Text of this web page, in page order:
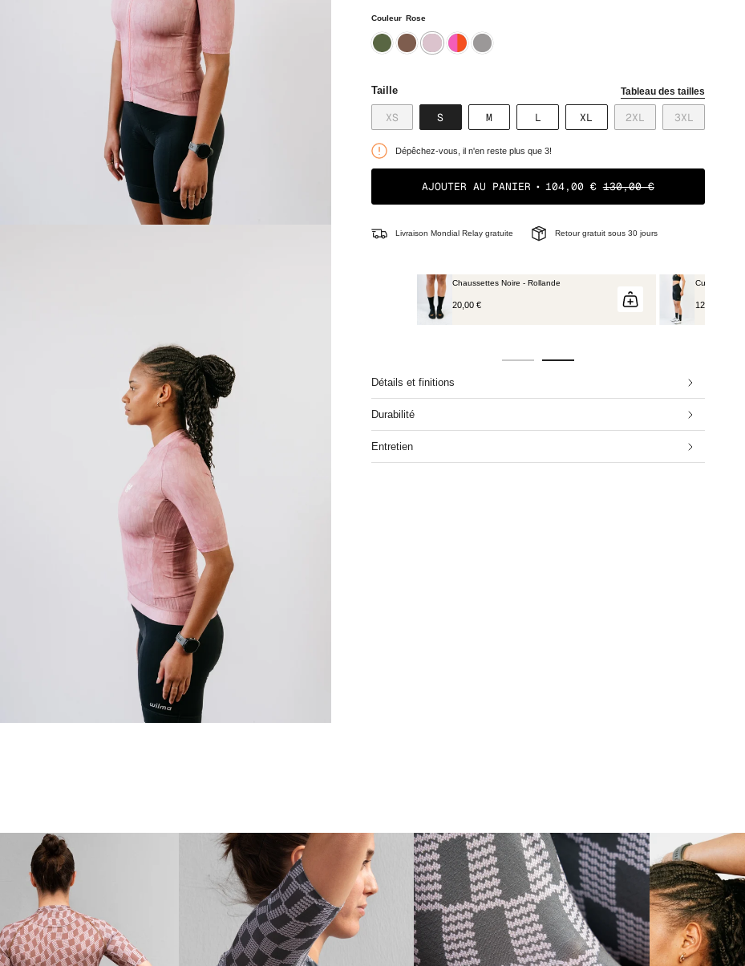
Couleur Rose
kaki marronrose orangegris
Taille Tableau des tailles
XSVARIANTE
ÉPUISÉE
OU
NON
DISPONIBLE
SVARIANTE
ÉPUISÉE
NON
DISPONIBLE
MVARIANTE
ÉPUISÉE
NON
DISPONIBLE
L VARIANTE
ÉPUISÉE
NON
DISPONIBLE
XL VARIANTE
ÉPUISÉE
DISPONIBLE
2XL VARIANTE
ÉPUISÉE
DISPONIBLE
3XL
ÉPUISÉE
Dépêchez-vous, il n'en reste plus que 3!
AJOUTER AU PANIER 104,00 €130,00 €
Livraison Mondial Relay gratuite Retour gratuit sous 30 jours
Cuissard court Essentiel - Noir
120,00 €
Détails et finitions
Durabilité
Entretien